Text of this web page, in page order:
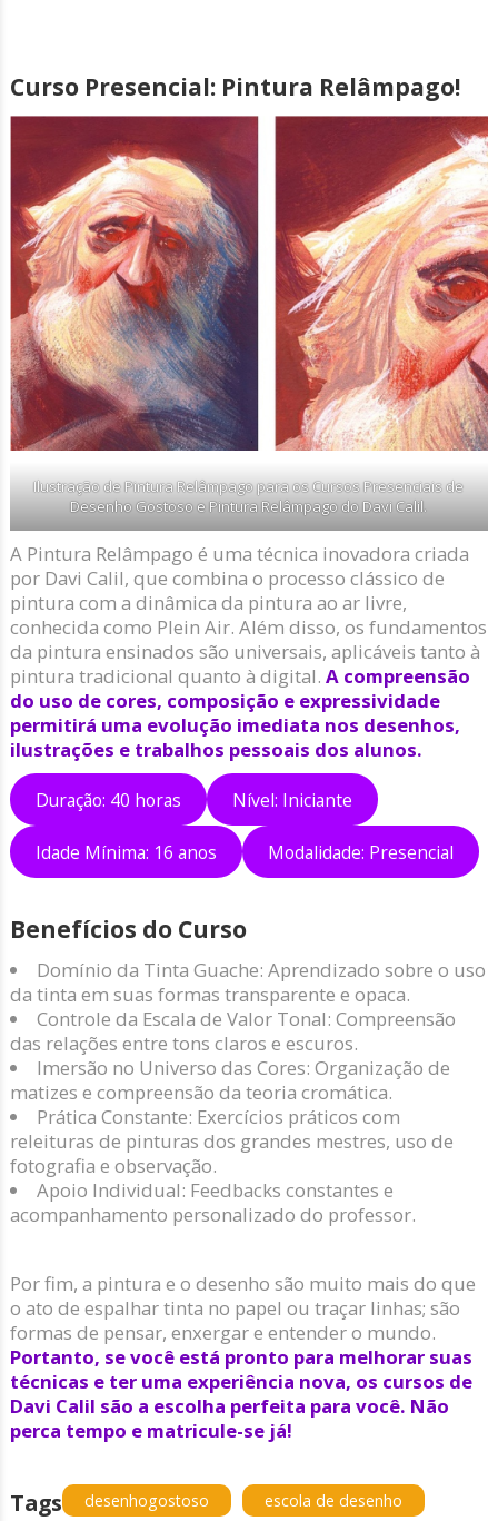
Curso Presencial: Pintura Relâmpago!
Ilustração de Pintura Relâmpago para os Cursos Presenciais de
Desenho Gostoso e Pintura Relâmpago do Davi Calil.
A Pintura Relâmpago é uma técnica inovadora criada
por Davi Calil, que combina o processo clássico de
pintura com a dinâmica da pintura ao ar livre,
conhecida como Plein Air. Além disso, os fundamentos
da pintura ensinados são universais, aplicáveis tanto à
pintura tradicional quanto à digital. A compreensão
do uso de cores, composição e expressividade
permitirá uma evolução imediata nos desenhos,
ilustrações e trabalhos pessoais dos alunos.
Duração: 40 horas Nível: Iniciante
Idade Mínima: 16 anos Modalidade: Presencial
Benefícios do Curso
Domínio da Tinta Guache: Aprendizado sobre o uso
da tinta em suas formas transparente e opaca.
Controle da Escala de Valor Tonal: Compreensão
das relações entre tons claros e escuros.
Imersão no Universo das Cores: Organização de
matizes e compreensão da teoria cromática.
Prática Constante: Exercícios práticos com
releituras de pinturas dos grandes mestres, uso de
fotografia e observação.
Apoio Individual: Feedbacks constantes e
acompanhamento personalizado do professor.
Por fim, a pintura e o desenho são muito mais do que
o ato de espalhar tinta no papel ou traçar linhas; são
formas de pensar, enxergar e entender o mundo.
Portanto, se você está pronto para melhorar suas
técnicas e ter uma experiência nova, os cursos de
Davi Calil são a escolha perfeita para você. Não
perca tempo e matricule-se já!
Tags desenhogostoso
escola de desenho